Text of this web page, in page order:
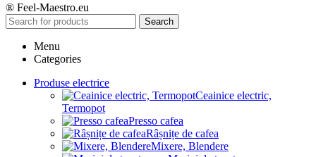
® Feel-Maestro.eu
Search
Menu
Categories
Produse electrice
Ceainice electric,
Termopot
Presso cafea
Râșnițe de cafea
Mixere, Blendere